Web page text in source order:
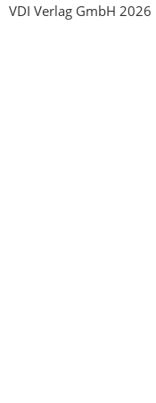
VDI Verlag GmbH 2026